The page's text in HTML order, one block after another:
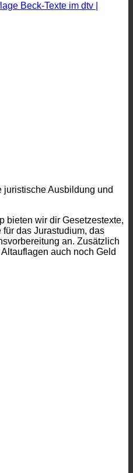
Beck-Texte im dtv |
Ausbildung und
bieten wir dir Gesetzestexte,
das Jurastudium, das
an. Zusätzlich
auch noch Geld